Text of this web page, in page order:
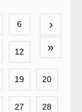
›
»
6
12
19 20
27 28